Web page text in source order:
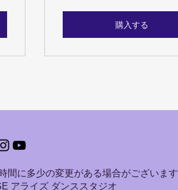
購入する
間に多少の変更がある場合がございます
アライズ ダンススタジオ